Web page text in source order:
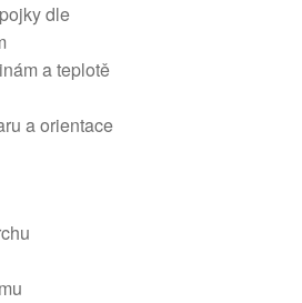
dle
a teplotě
a orientace